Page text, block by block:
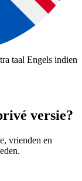
taal Engels indien
versie?
vrienden en